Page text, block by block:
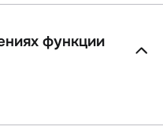
функции